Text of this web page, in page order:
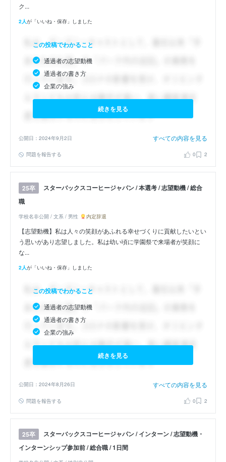
ク...
2人が「いいね・保存」しました
この投稿でわかること
通過者の志望動機
通過者の書き方
企業の強み
続きを見る
公開日：2024年9月2日 すべての内容を見る
問題を報告する 0 2
25卒
スターバックスコーヒージャパン / 本選考 / 志望動機 / 総合
職
学校名非公開 / 文系 / 男性 内定辞退
【志望動機】私は人々の笑顔があふれる幸せづくりに貢献したいとい
う思いがあり志望しました。私は幼い頃に学園祭で来場者が笑顔に
な...
2人が「いいね・保存」しました
この投稿でわかること
通過者の志望動機
通過者の書き方
企業の強み
続きを見る
公開日：2024年8月26日 すべての内容を見る
問題を報告する 0 2
25卒
スターバックスコーヒージャパン / インターン / 志望動機・
インターンシップ参加前 / 総合職 / 1日間